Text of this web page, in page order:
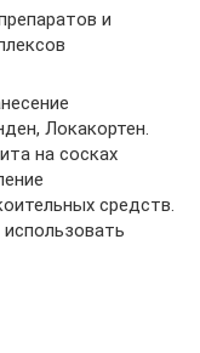
и
Локакортен.
на сосках
средств.